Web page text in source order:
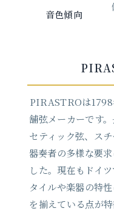
音色傾向
PIRASTROは1798
舗弦メーカーです
セティック弦、ス
器奏者の多様な要
した。現在もドイ
タイルや楽器の特
を揃えている点が